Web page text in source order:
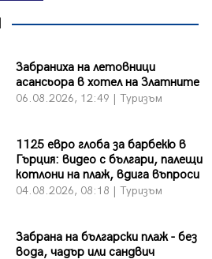
Забраниха на летовници
асансьора в хотел на Златните
06.08.2026, 12:49 | Туризъм
1125 евро глоба за барбекю в
Гърция: видео с българи, палещи
котлони на плаж, вдига въпроси
04.08.2026, 08:18 | Туризъм
Забрана на български плаж - без
вода, чадър или сандвич